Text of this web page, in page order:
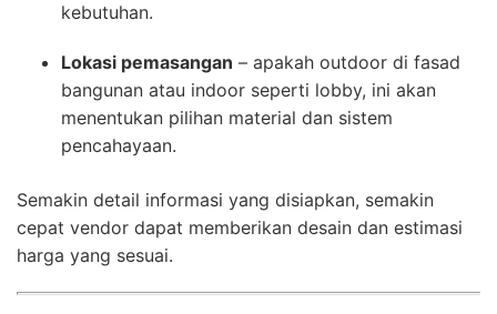
kebutuhan.
Lokasi pemasangan – apakah outdoor di fasad
bangunan atau indoor seperti lobby, ini akan
menentukan pilihan material dan sistem
pencahayaan.
Semakin detail informasi yang disiapkan, semakin
cepat vendor dapat memberikan desain dan estimasi
harga yang sesuai.